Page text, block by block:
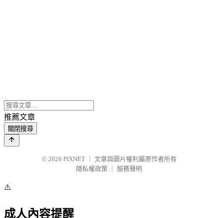
推薦文章
關閉搜尋
© 2026 PIXNET
文章與圖片權利屬原作者所有
隱私權政策
服務聲明
⚠️
成人內容提醒